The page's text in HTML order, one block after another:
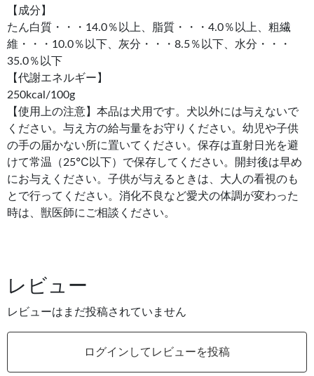
【成分】
たん白質・・・14.0％以上、脂質・・・4.0％以上、粗繊
維・・・10.0％以下、灰分・・・8.5％以下、水分・・・
35.0％以下
【代謝エネルギー】
250kcal/100g
【使用上の注意】本品は犬用です。犬以外には与えないで
ください。与え方の給与量をお守りください。幼児や子供
の手の届かない所に置いてください。保存は直射日光を避
けて常温（25℃以下）で保存してください。開封後は早め
にお与えください。子供が与えるときは、大人の看視のも
とで行ってください。消化不良など愛犬の体調が変わった
時は、獣医師にご相談ください。
レビュー
レビューはまだ投稿されていません
ログインしてレビューを投稿